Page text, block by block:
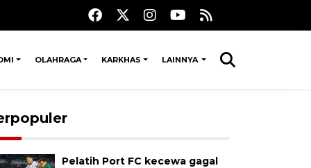
OLAHRAGA KARKHAS LAINNYA
Pelatih Port FC kecewa gagal